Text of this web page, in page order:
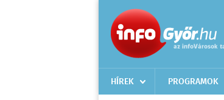
HÍREK PROGRAMOK